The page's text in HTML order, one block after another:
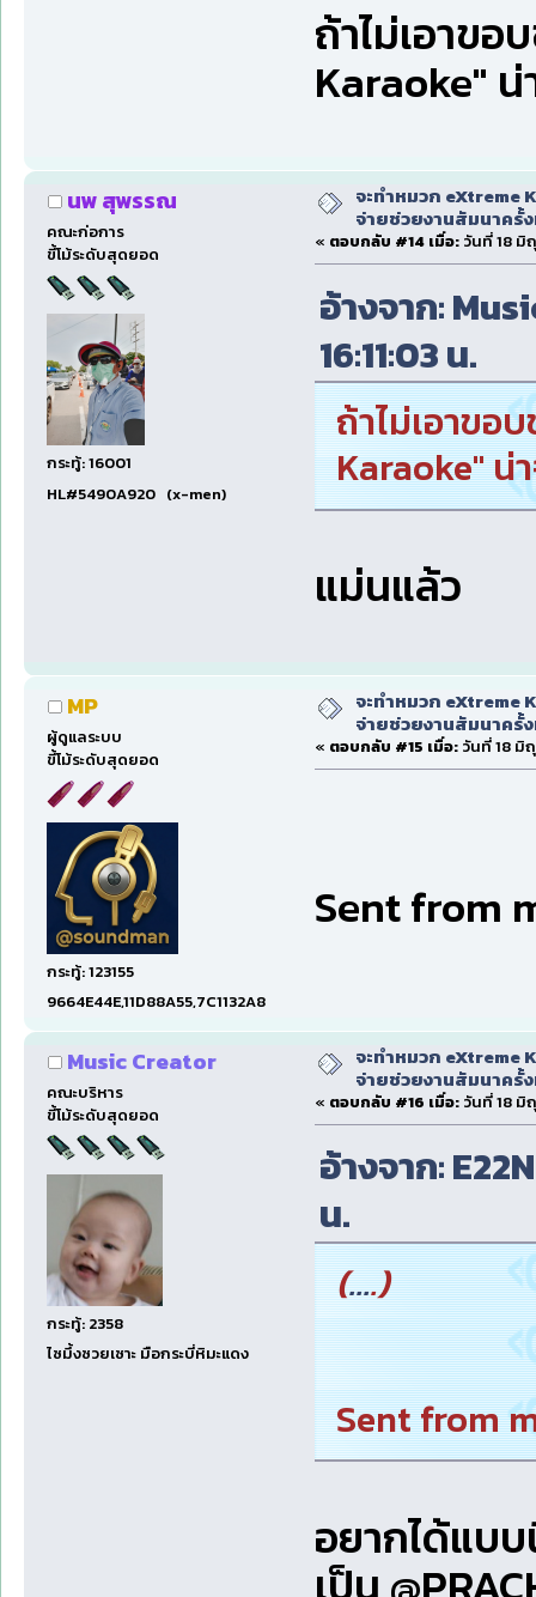
ถ้าไม่เอาข
Karaoke"
นพ สุพรรณ
คณะก่อการ
ขี้โม้ระดับสุดยอด
กระทู้: 16001
HL#5490A920 (x-men)
จะทำหมวก eXtreme
จ่ายช่วยงานสัมนาครั้
« ตอบกลับ #14 เมื่อ: วันที่ 18 มิ
อ้างจาก:
16:11:03 น.
ถ้าไม่เอาขอ
Karaoke" น่
แม่นแล้ว
MP
ผู้ดูแลระบบ
ขี้โม้ระดับสุดยอด
กระทู้: 123155
9664E44E,11D88A55,7C1132A8
จะทำหมวก eXtreme
จ่ายช่วยงานสัมนาครั้
« ตอบกลับ #15 เมื่อ: วันที่ 18 มิ
Sent from
Music Creator
คณะบริหาร
ขี้โม้ระดับสุดยอด
กระทู้: 2358
ไซมึ้งซวยเซาะ มือกระบี่หิมะแดง
จะทำหมวก eXtreme
จ่ายช่วยงานสัมนาครั้
« ตอบกลับ #16 เมื่อ: วันที่ 18 มิ
อ้างจาก:
น.
(....)
Sent from
อยากได้แบบ